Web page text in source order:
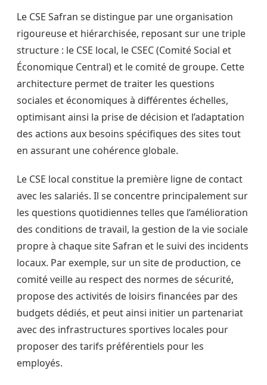
Le CSE Safran se distingue par une organisation
rigoureuse et hiérarchisée, reposant sur une triple
structure : le CSE local, le CSEC (Comité Social et
Économique Central) et le comité de groupe. Cette
architecture permet de traiter les questions
sociales et économiques à différentes échelles,
optimisant ainsi la prise de décision et l’adaptation
des actions aux besoins spécifiques des sites tout
en assurant une cohérence globale.
Le CSE local constitue la première ligne de contact
avec les salariés. Il se concentre principalement sur
les questions quotidiennes telles que l’amélioration
des conditions de travail, la gestion de la vie sociale
propre à chaque site Safran et le suivi des incidents
locaux. Par exemple, sur un site de production, ce
comité veille au respect des normes de sécurité,
propose des activités de loisirs financées par des
budgets dédiés, et peut ainsi initier un partenariat
avec des infrastructures sportives locales pour
proposer des tarifs préférentiels pour les
employés.